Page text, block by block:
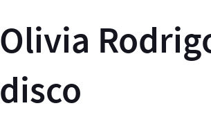
Olivia
disco